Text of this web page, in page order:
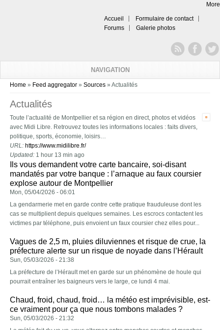
More
Accueil
Formulaire de contact
Forums
Galerie photos
NAVIGATION
You are here
Home » Feed aggregator » Sources » Actualités
Actualités
Toute l’actualité de Montpellier et sa région en direct, photos et vidéos
avec Midi Libre. Retrouvez toutes les informations locales : faits divers,
politique, sports, économie, loisirs…
URL: https://www.midilibre.fr/
Updated: 1 hour 13 min ago
Ils vous demandent votre carte bancaire, soi-disant
mandatés par votre banque : l’arnaque au faux coursier
explose autour de Montpellier
Mon, 05/04/2026 - 06:01
La gendarmerie met en garde contre cette pratique frauduleuse dont les
cas se multiplient depuis quelques semaines. Les escrocs contactent les
victimes par téléphone, puis envoient un faux coursier chez elles pour...
Vagues de 2,5 m, pluies diluviennes et risque de crue, la
préfecture alerte sur un risque de noyade dans l’Hérault
Sun, 05/03/2026 - 21:38
La préfecture de l’Hérault met en garde sur un phénomène de houle qui
pourrait entraîner les baigneurs vers le large, ce lundi 4 mai.
Chaud, froid, chaud, froid… la météo est imprévisible, est-
ce vraiment pour ça que nous tombons malades ?
Sun, 05/03/2026 - 21:32